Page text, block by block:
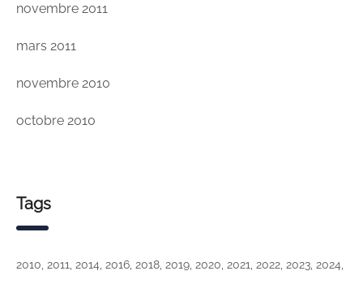
novembre 2011
mars 2011
novembre 2010
octobre 2010
Tags
2010 2011 2014 2016 2018 2019 2020 2021 2022 2023 2024